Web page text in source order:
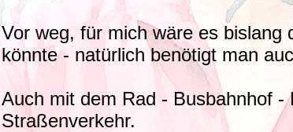
Vor weg, für mich wäre es
könnte - natürlich benötigt man
Auch mit dem Rad - Busbahnhof
Straßenverkehr.